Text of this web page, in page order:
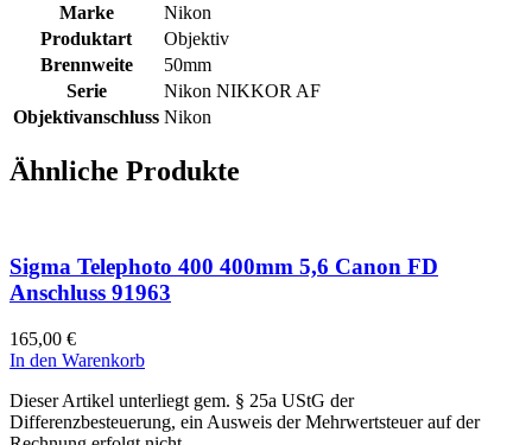
Marke
Nikon
Produktart
Objektiv
Brennweite
50mm
Serie
Nikon NIKKOR AF
Objektivanschluss Nikon
Ähnliche Produkte
Sigma Telephoto 400 400mm 5,6 Canon FD
Anschluss 91963
165,00 €
In den Warenkorb
Dieser Artikel unterliegt gem. § 25a UStG der
Differenzbesteuerung, ein Ausweis der Mehrwertsteuer auf der